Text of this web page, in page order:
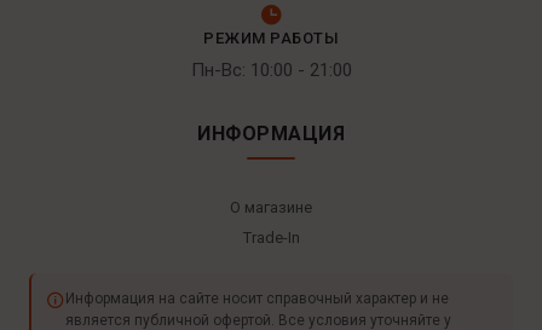
РЕЖИМ РАБОТЫ
Пн-Вс: 10:00 - 21:00
ИНФОРМАЦИЯ
О магазине
Trade-In
Информация на сайте носит справочный характер и не
является публичной офертой. Все условия уточняйте у